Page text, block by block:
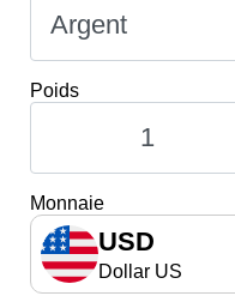
Poids
Monnaie
USD
Dollar US